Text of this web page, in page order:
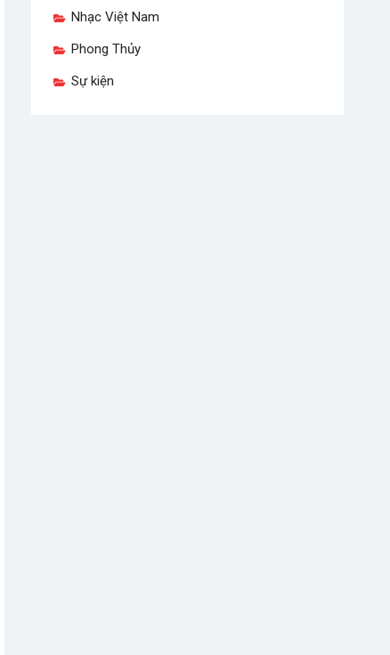
Nhạc Việt Nam
Phong Thủy
Sự kiện